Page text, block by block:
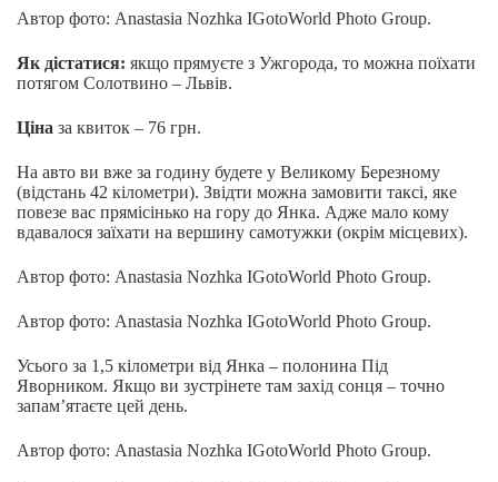
Автор фото: Anastasia Nozhka IGotoWorld Photo Group.
Як дістатися: якщо прямуєте з Ужгорода, то можна поїхати
потягом Солотвино – Львів.
Ціна за квиток – 76 грн.
На авто ви вже за годину будете у Великому Березному
(відстань 42 кілометри). Звідти можна замовити таксі, яке
повезе вас прямісінько на гору до Янка. Адже мало кому
вдавалося заїхати на вершину самотужки (окрім місцевих).
Автор фото: Anastasia Nozhka IGotoWorld Photo Group.
Автор фото: Anastasia Nozhka IGotoWorld Photo Group.
Усього за 1,5 кілометри від Янка – полонина Під
Яворником. Якщо ви зустрінете там захід сонця – точно
запам’ятаєте цей день.
Автор фото: Anastasia Nozhka IGotoWorld Photo Group.